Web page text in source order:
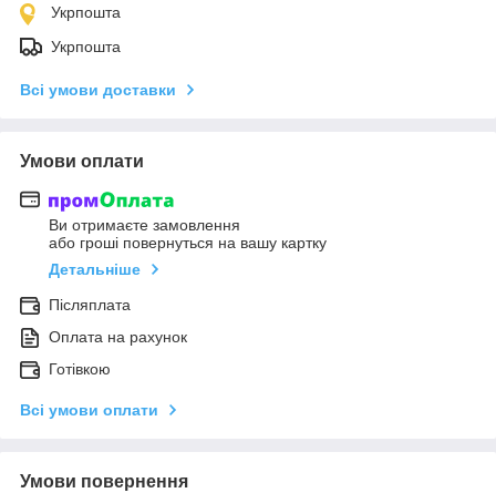
Укрпошта
Укрпошта
Всі умови доставки
Умови оплати
Ви отримаєте замовлення
або гроші повернуться на вашу картку
Детальніше
Післяплата
Оплата на рахунок
Готівкою
Всі умови оплати
Умови повернення